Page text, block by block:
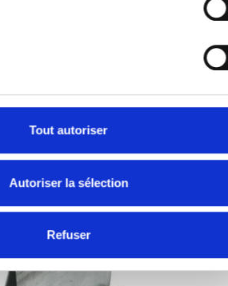
Tout autoriser
Autoriser la sélection
Refuser
80 mm